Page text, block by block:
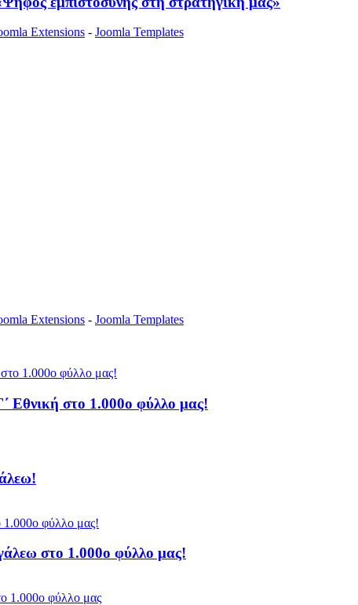
Extensions- Joomla Templates
Extensions- Joomla Templates
Εθνική στο 1.000ο φύλλο μας!
στο 1.000ο φύλλο μας!